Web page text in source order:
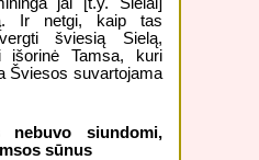
jai [t.y. Sielai]
Ir netgi, kaip tas
šviesią Sielą,
išorinė Tamsa, kuri
Šviesos suvartojama
nebuvo siundomi,
sūnus